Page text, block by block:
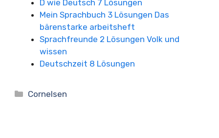
D wie Deutsch 7 Lösungen
Mein Sprachbuch 3 Lösungen Das
bärenstarke arbeitsheft
Sprachfreunde 2 Lösungen Volk und
wissen
Deutschzeit 8 Lösungen
Kategorien
Cornelsen